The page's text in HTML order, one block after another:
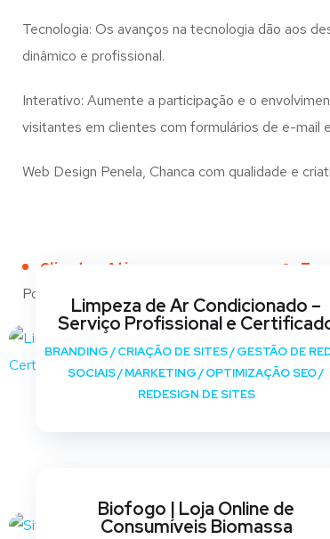
Tecnologia: Os avanços na tecnologia dão aos
dinâmico e profissional.
Interativo: Aumente a participação e o
visitantes em clientes com formulários de e-mail
Web Design Penela, Chanca com qualidade e
Clientes Ativos
Portfólio
Limpeza de Ar Condicionado –
Serviço Profissional e
BRANDING/CRIAÇÃO DE SITES/GESTÃO DE
SOCIAIS/MARKETING/OPTIMIZAÇÃO SEO/
REDESIGN DE SITES
Biofogo | Loja Online de
Consumíveis Biomassa